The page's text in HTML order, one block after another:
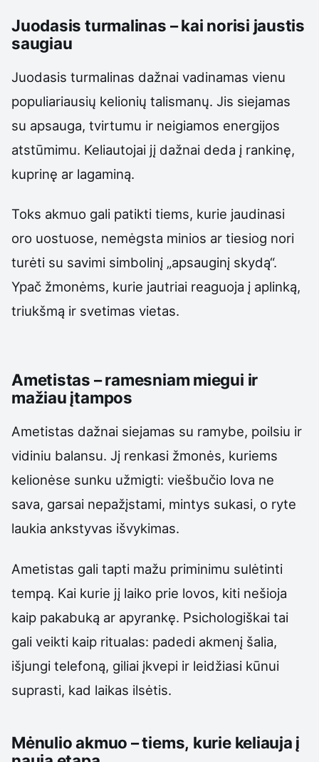
Juodasis turmalinas – kai norisi jaustis
saugiau
Juodasis turmalinas dažnai vadinamas vienu
populiariausių kelionių talismanų. Jis siejamas
su apsauga, tvirtumu ir neigiamos energijos
atstūmimu. Keliautojai jį dažnai deda į rankinę,
kuprinę ar lagaminą.
Toks akmuo gali patikti tiems, kurie jaudinasi
oro uostuose, nemėgsta minios ar tiesiog nori
turėti su savimi simbolinį „apsauginį skydą“.
Ypač žmonėms, kurie jautriai reaguoja į aplinką,
triukšmą ir svetimas vietas.
Ametistas – ramesniam miegui ir
mažiau įtampos
Ametistas dažnai siejamas su ramybe, poilsiu ir
vidiniu balansu. Jį renkasi žmonės, kuriems
kelionėse sunku užmigti: viešbučio lova ne
sava, garsai nepažįstami, mintys sukasi, o ryte
laukia ankstyvas išvykimas.
Ametistas gali tapti mažu priminimu sulėtinti
tempą. Kai kurie jį laiko prie lovos, kiti nešioja
kaip pakabuką ar apyrankę. Psichologiškai tai
gali veikti kaip ritualas: padedi akmenį šalia,
išjungi telefoną, giliai įkvepi ir leidžiasi kūnui
suprasti, kad laikas ilsėtis.
Mėnulio akmuo – tiems, kurie keliauja į